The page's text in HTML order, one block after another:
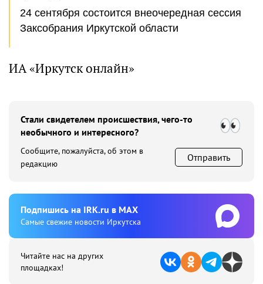
24 сентября состоится внеочередная сессия
Заксобрания Иркутской области
ИА «Иркутск онлайн»
Стали свидетелем происшествия, чего-то
необычного и интересного?
Сообщите, пожалуйста, об этом в
редакцию
Отправить
Подпишиcь на IRK.ru в MAX
Cамые свежие новости Иркутска
Читайте нас на других
площадках!